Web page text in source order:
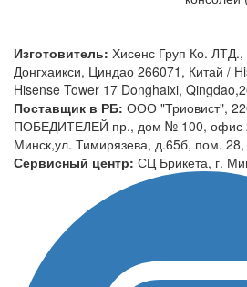
Изготовитель: Хисенс Груп Ко.
Донгхаикси, Циндао 266071, Китай /
Hisense Tower 17 Donghaixi,
Поставщик в РБ: ООО "Триовист",
ПОБЕДИТЕЛЕЙ пр., дом № 100, офис
Минск,ул. Тимирязева, д.65б, пом. 28,
Сервисный центр: СЦ Брикета, г.